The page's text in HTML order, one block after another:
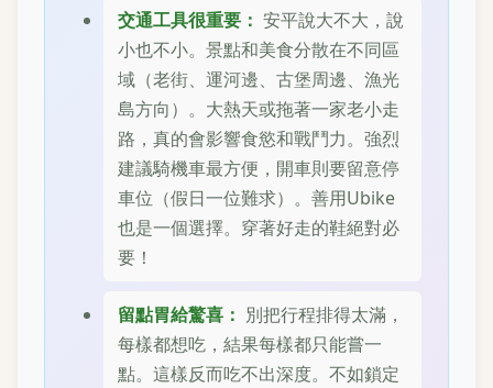
交通工具很重要： 安平說大不大，說
小也不小。景點和美食分散在不同區
域（老街、運河邊、古堡周邊、漁光
島方向）。大熱天或拖著一家老小走
路，真的會影響食慾和戰鬥力。強烈
建議騎機車最方便，開車則要留意停
車位（假日一位難求）。善用Ubike
也是一個選擇。穿著好走的鞋絕對必
要！
留點胃給驚喜： 別把行程排得太滿，
每樣都想吃，結果每樣都只能嘗一
點。這樣反而吃不出深度。不如鎖定